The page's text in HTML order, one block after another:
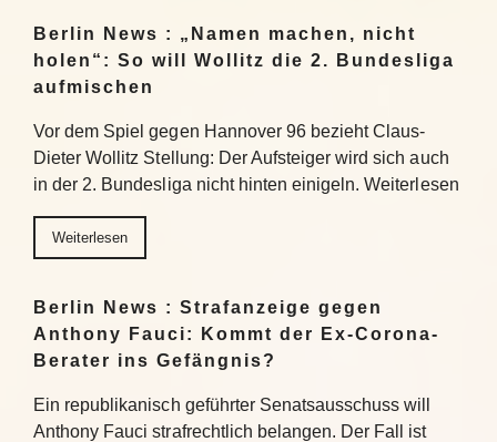
Berlin News : „Namen machen, nicht
holen“: So will Wollitz die 2. Bundesliga
aufmischen
Vor dem Spiel gegen Hannover 96 bezieht Claus-
Dieter Wollitz Stellung: Der Aufsteiger wird sich auch
in der 2. Bundesliga nicht hinten einigeln. Weiterlesen
Weiterlesen
Berlin News : Strafanzeige gegen
Anthony Fauci: Kommt der Ex-Corona-
Berater ins Gefängnis?
Ein republikanisch geführter Senatsausschuss will
Anthony Fauci strafrechtlich belangen. Der Fall ist